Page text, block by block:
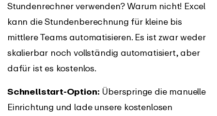
Stundenrechner verwenden? Warum nicht! Excel
kann die Stundenberechnung für kleine bis
mittlere Teams automatisieren. Es ist zwar weder
skalierbar noch vollständig automatisiert, aber
dafür ist es kostenlos.
Schnellstart-Option: Überspringe die manuelle
Einrichtung und lade unsere kostenlosen